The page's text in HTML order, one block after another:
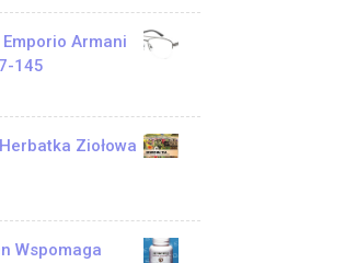
Armani
145
Ziołowa
Wspomaga